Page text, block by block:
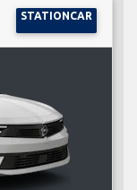
STATIONCAR